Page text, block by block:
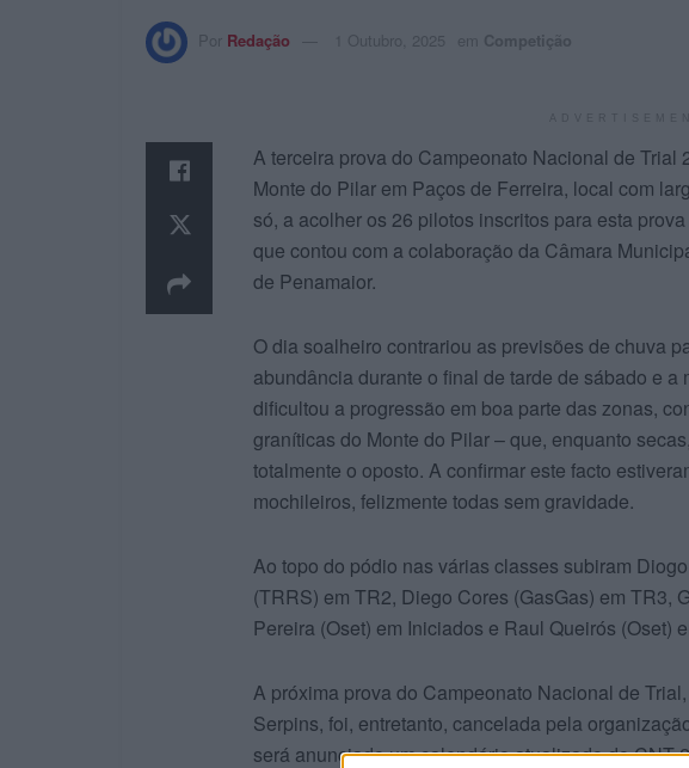
Por Redação 1 Outubro, 2025 em Competição
A terceira prova do Campeonato Nacional de
Monte do Pilar em Paços de Ferreira, local com
só, a acolher os 26 pilotos inscritos para esta
que contou com a colaboração da Câmara
de Penamaior.
O dia soalheiro contrariou as previsões de chuva
abundância durante o final de tarde de sábado e
dificultou a progressão em boa parte das zonas,
graníticas do Monte do Pilar – que, enquanto
totalmente o oposto. A confirmar este facto
mochileiros, felizmente todas sem gravidade.
Ao topo do pódio nas várias classes subiram
(TRRS) em TR2, Diego Cores (GasGas) em TR3,
Pereira (Oset) em Iniciados e Raul Queirós (Oset)
A próxima prova do Campeonato Nacional de
Serpins, foi, entretanto, cancelada pela
será anunciado um calendário atualizado do CNT